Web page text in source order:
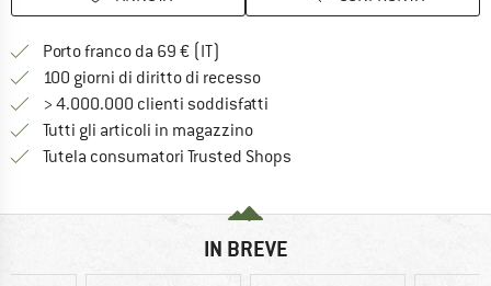
Porto franco da 69 € (IT)
100 giorni di diritto di recessoVai alla politica di recesso qui
> 4.000.000 clienti soddisfatti
Tutti gli articoli in magazzino
Tutela consumatori Trusted Shops
IN BREVE